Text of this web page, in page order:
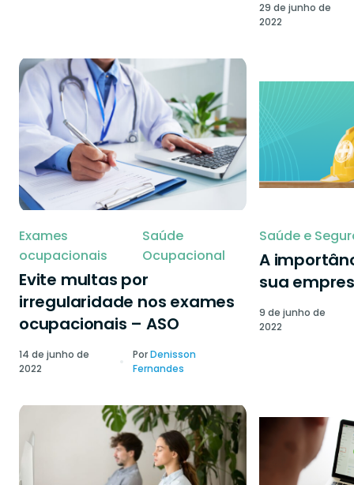
29 de junho de
2022
Exames
ocupacionais
Saúde
Ocupacional
Evite multas por
irregularidade nos exames
ocupacionais – ASO
14 de junho de
2022
PorDenisson
Fernandes
Saúde e
A
sua
9 de junho de
2022